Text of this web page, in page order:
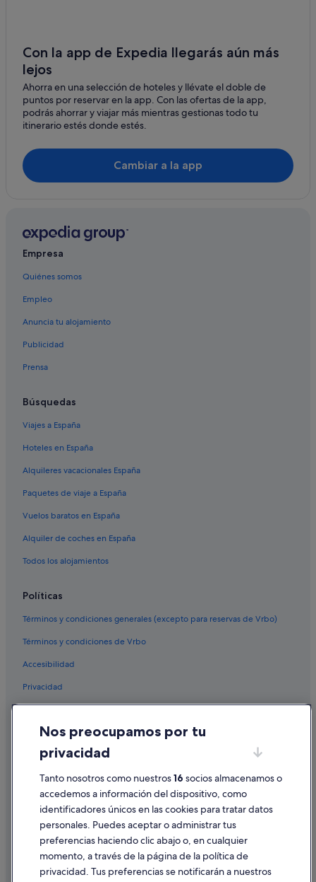
Dogenzaka hoteles
Hoteles con conserje en Ebisu
Hoteles para familias en Ebisu
Aoyama hoteles
Tokyu Hotels en Tokio
Hoteles boutique en Tokio
Akasaka hoteles
Apa Hotels en Ebisu
Hankyu Dai Ichi Hotel Group en Ebisu
Apartamentos en Estación de metro de Kokuritsu-
Nishi-Azabu hoteles
Hoteles de 3 estrellas en Shibuya
Capsule and Sauna Century Group hoteles en Ginza
Roppongi hoteles
Ishin hoteles en Ebisu
Con la app de Expedia llegarás aún más
lejos
Ahorra en una selección de hoteles y llévate el doble de
puntos por reservar en la app. Con las ofertas de la app,
podrás ahorrar y viajar más mientras gestionas todo tu
itinerario estés donde estés.
Cambiar a la app
Empresa
Quiénes somos
Empleo
Anuncia tu alojamiento
Publicidad
Prensa
Búsquedas
Viajes a España
Hoteles en España
Alquileres vacacionales España
Paquetes de viaje a España
Vuelos baratos en España
Alquiler de coches en España
Todos los alojamientos
Políticas
Términos y condiciones generales (excepto para reservas de Vrbo)
Términos y condiciones de Vrbo
Accesibilidad
Privacidad
Condiciones de uso
Información legal/contacto
Pautas sobre el contenido y cómo denunciar contenido
Ayuda
Cancelar un vuelo
Nos preocupamos por tu
privacidad
Tanto nosotros como nuestros16 socios almacenamos o
accedemos a información del dispositivo, como
identificadores únicos en las cookies para tratar datos
personales. Puedes aceptar o administrar tus
preferencias haciendo clic abajo o, en cualquier
momento, a través de la página de la política de
privacidad. Tus preferencias se notificarán a nuestros